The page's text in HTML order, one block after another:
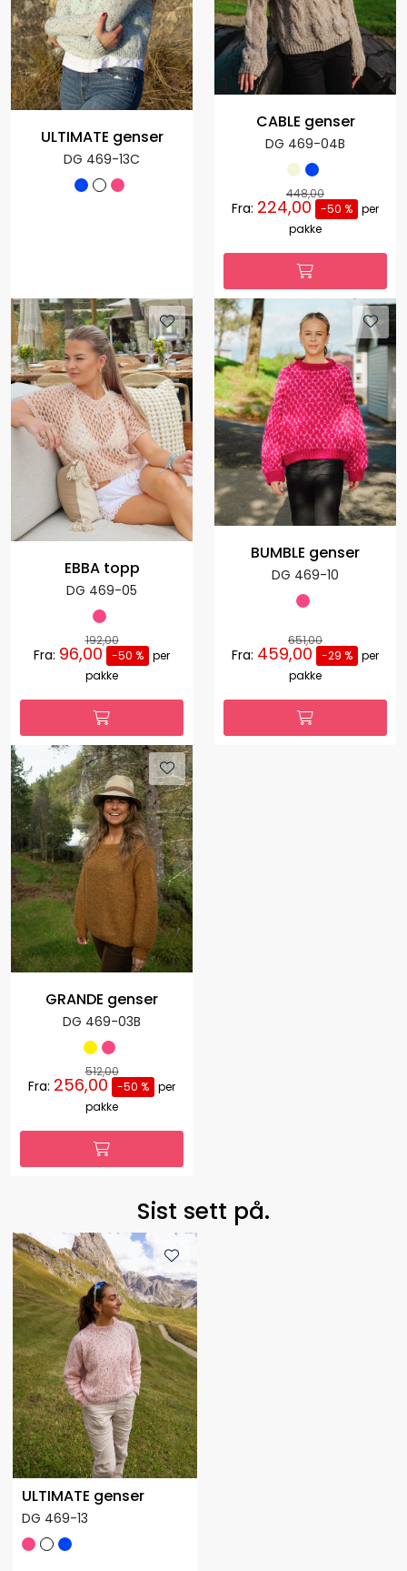
ULTIMATE genser
DG 469-13C
CABLE genser
DG 469-04B
448,00
Fra: 224,00 -50 % per
pakke
EBBA topp
DG 469-05
192,00
Fra: 96,00 -50 % per
pakke
BUMBLE genser
DG 469-10
651,00
Fra: 459,00 -29 % per
pakke
GRANDE genser
DG 469-03B
512,00
Fra: 256,00 -50 % per
pakke
Sist sett på.
ULTIMATE genser
DG 469-13